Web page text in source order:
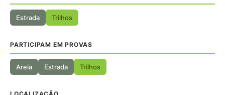
Estrada Trilhos
PARTICIPAM EM PROVAS
Areia Estrada Trilhos